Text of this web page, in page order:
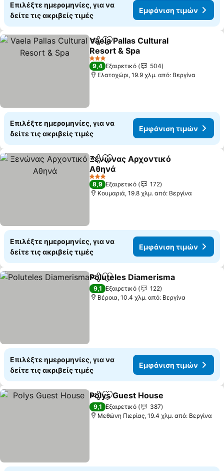
Επιλέξτε ημερομηνίες, για να
δείτε τις ακριβείς τιμές
Εμφάνιση τιμών
Κοινοποίηση
Προσθήκη στα αγαπημένα
Vaela Pallas Cultural
Resort & Spa
3 Αστέρια
9,4 Εξαιρετικό
504
Ελατοχώρι, 19.9 χλμ. από: Βεργίνα
Επιλέξτε ημερομηνίες, για να
δείτε τις ακριβείς τιμές
Εμφάνιση τιμών
Κοινοποίηση
Προσθήκη στα αγαπημένα
Ξενώνας Αρχοντικό
Αθηνά
3 Αστέρια
8,9 Εξαιρετικό
172
Κουμαριά, 19.8 χλμ. από: Βεργίνα
Επιλέξτε ημερομηνίες, για να
δείτε τις ακριβείς τιμές
Εμφάνιση τιμών
Κοινοποίηση
Προσθήκη στα αγαπημένα
Poluteles Diamerisma
9,1 Εξαιρετικό
122
Βέροια, 10.4 χλμ. από: Βεργίνα
Επιλέξτε ημερομηνίες, για να
δείτε τις ακριβείς τιμές
Εμφάνιση τιμών
Κοινοποίηση
Προσθήκη στα αγαπημένα
Polys Guest House
9,1 Εξαιρετικό
387
Μεθώνη Πιερίας, 19.4 χλμ. από: Βεργίνα